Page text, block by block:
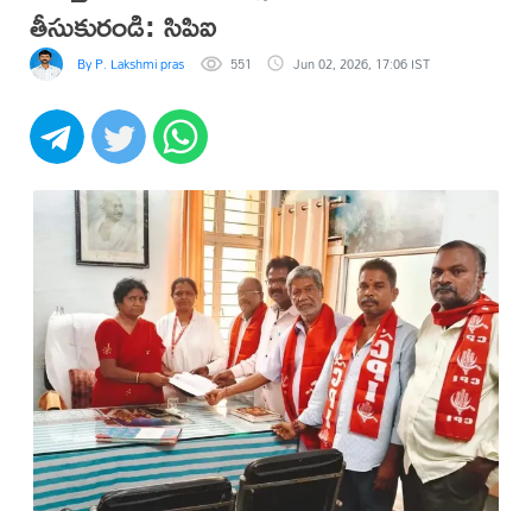
తీసుకురండి: సిపిఐ
By P. Lakshmi prasad 551 Jun 02, 2026, 17:06 IST